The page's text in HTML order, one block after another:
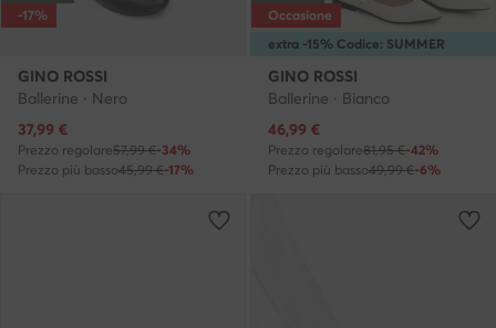
-17%
GINO ROSSI
Ballerine · Nero
Prezzo attuale
37,99 €
Prezzo regolare57,99 €-34%
Prezzo più basso45,99 €-17%
extra -15% Codice: SUMMER
Occasione
GINO ROSSI
Ballerine · Bianco
Prezzo attuale
46,99 €
Prezzo regolare81,95 €-42%
Prezzo più basso49,99 €-6%